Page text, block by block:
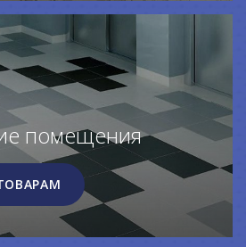
помещения